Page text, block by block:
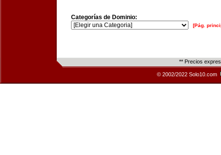
Categorías de Dominio:
[Pág.
** Precios
© 2002/2022 Solo10.com